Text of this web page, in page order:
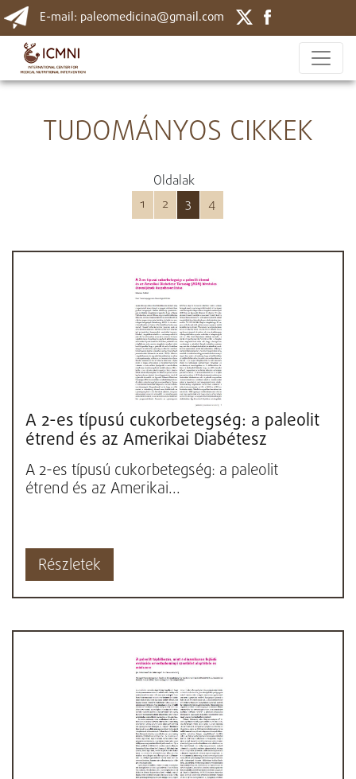
E-mail: paleomedicina@gmail.com
TUDOMÁNYOS CIKKEK
Oldalak
1
2 3 4
A 2-es típusú cukorbetegség: a paleolit
étrend és az Amerikai Diabétesz
Társaság (ADA) hivatalos...
A 2-es típusú cukorbetegség: a paleolit
étrend és az Amerikai...
Részletek